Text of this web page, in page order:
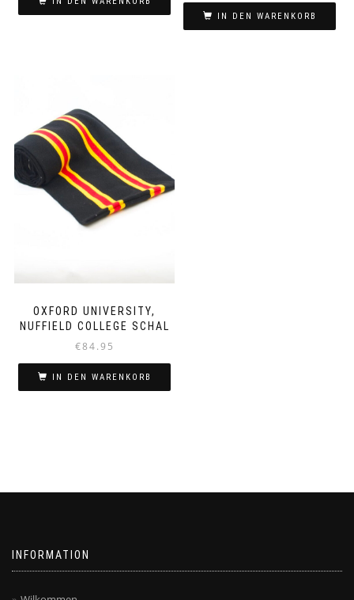
IN DEN WARENKORB
OXFORD UNIVERSITY,
NUFFIELD COLLEGE SCHAL
€84.95
IN DEN WARENKORB
INFORMATION